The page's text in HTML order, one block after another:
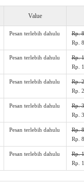
Value
Pesan terlebih dahulu
Rp.
Rp.
Pesan terlebih dahulu
Rp.
Rp.
Pesan terlebih dahulu
Rp.
Rp.
Pesan terlebih dahulu
Rp.
Rp.
Pesan terlebih dahulu
Rp.
Rp.
Pesan terlebih dahulu
Rp.
Rp.